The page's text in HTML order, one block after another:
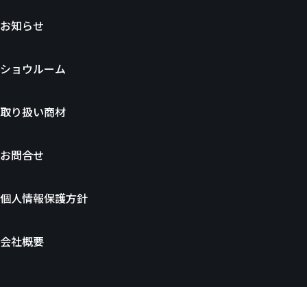
お知らせ
ショウルーム
取り扱い商材
お問合せ
個人情報保護方針
会社概要